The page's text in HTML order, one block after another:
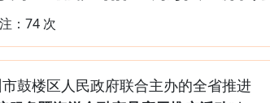
：74 次
鼓楼区人民政府联合主办的全省推进